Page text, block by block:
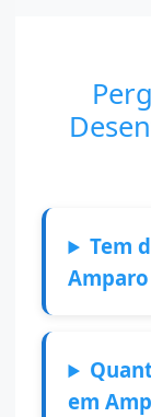
Tem
Amparo
em